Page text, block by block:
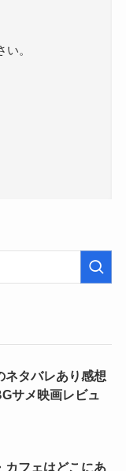
。
ネタバレあり感想
サメ映画レビュ
カフェはどこにあ